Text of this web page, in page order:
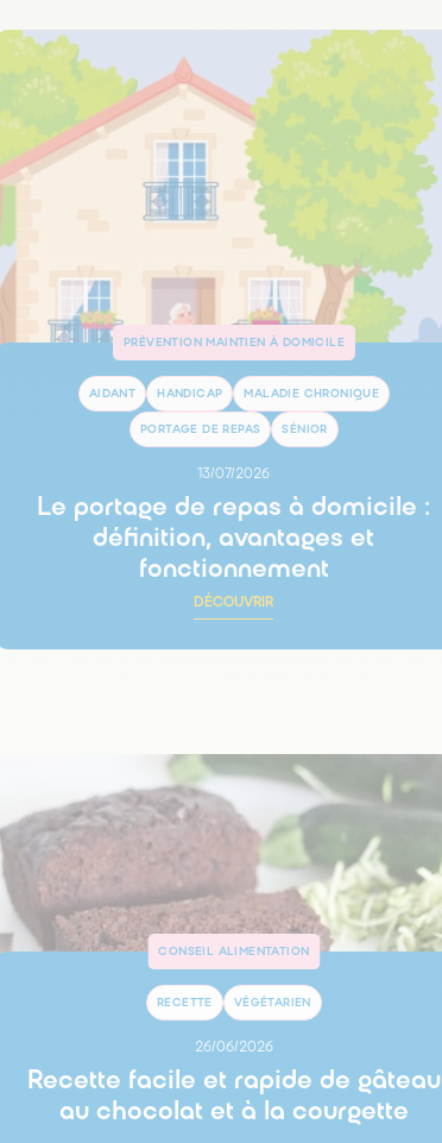
PRÉVENTION MAINTIEN À DOMICILE
AIDANT HANDICAP MALADIE CHRONIQUE
PORTAGE DE REPAS SÉNIOR
13/07/2026
Le portage de repas à domicile :
définition, avantages et
fonctionnement
DÉCOUVRIR
CONSEIL ALIMENTATION
RECETTE VÉGÉTARIEN
26/06/2026
Recette facile et rapide de gâteau
au chocolat et à la courgette